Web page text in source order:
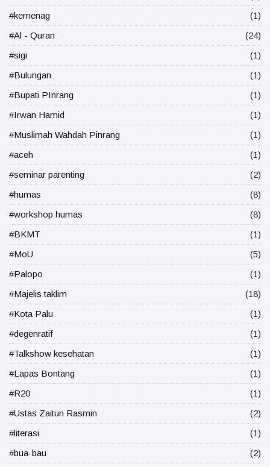
#kemenag
(1)
#Al - Quran
(24)
#sigi
(1)
#Bulungan
(1)
#Bupati PInrang
(1)
#Irwan Hamid
(1)
#Muslimah Wahdah Pinrang
(1)
#aceh
(1)
#seminar parenting
(2)
#humas
(8)
#workshop humas
(8)
#BKMT
(1)
#MoU
(5)
#Palopo
(1)
#Majelis taklim
(18)
#Kota Palu
(1)
#degenratif
(1)
#Talkshow kesehatan
(1)
#Lapas Bontang
(1)
#R20
(1)
#Ustas Zaitun Rasmin
(2)
#literasi
(1)
#bua-bau
(2)